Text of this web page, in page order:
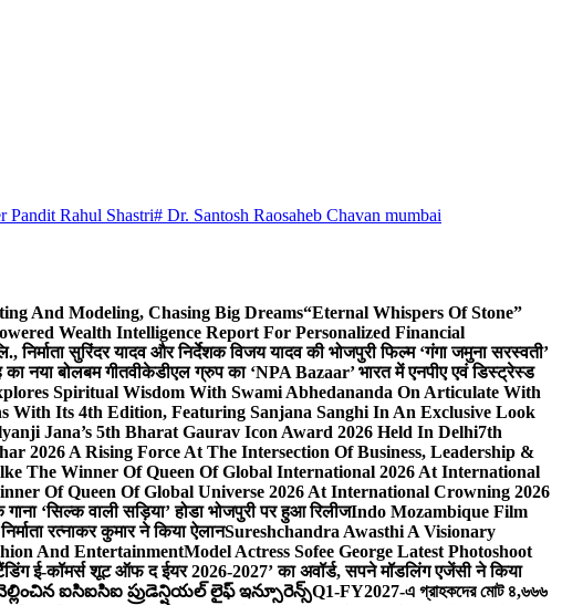
Pandit Rahul Shastri# Dr. Santosh Raosaheb Chavan mumbai
And Modeling, Chasing Big Dreams“Eternal Whispers Of Stone”
Wealth Intelligence Report For Personalized Financial
निर्माता सुरिंदर यादव और निर्देशक विजय यादव की भोजपुरी फिल्म ‘गंगा जमुना सरस्वती’
का नया बोलबम गीतवीकेडीएल ग्रुप का ‘NPA Bazaar’ भारत में एनपीए एवं डिस्ट्रेस्ड
Spiritual Wisdom With Swami Abhedananda On Articulate With
With Its 4th Edition, Featuring Sanjana Sanghi In An Exclusive Look
Jana’s 5th Bharat Gaurav Icon Award 2026 Held In Delhi7th
2026 A Rising Force At The Intersection Of Business, Leadership &
The Winner Of Queen Of Global International 2026 At International
Of Queen Of Global Universe 2026 At International Crowning 2026
‘सिल्क वाली सड़िया’ होडा भोजपुरी पर हुआ रिलीजIndo Mozambique Film
रत्नाकर कुमार ने किया ऐलानSureshchandra Awasthi A Visionary
And EntertainmentModel Actress Sofee George Latest Photoshoot
ई-कॉमर्स शूट ऑफ द ईयर 2026-2027’ का अवॉर्ड, सपने मॉडलिंग एजेंसी ने किया
ఐసిఐసిఐ ప్రుడెన్షియల్ లైఫ్ ఇన్సూరెన్స్Q1-FY2027-এ গ্রাহকদের মোট ৪,৬৬৬